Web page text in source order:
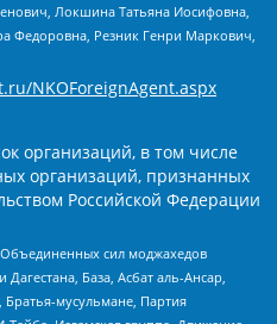
Локшина Татьяна Иосифовна,
Федоровна, Резник Генри Маркович,
NKOForeignAgent.aspx
организаций, в том числе
организаций, признанных
Российской Федерации
сил моджахедов
База, Асбат аль-Ансар,
мусульмане, Партия